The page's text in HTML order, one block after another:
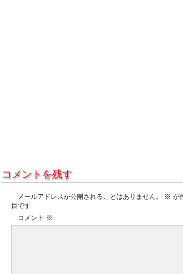
コメントを残す
メールアドレスが公開されることはありません。 ※ が
目です
コメント ※